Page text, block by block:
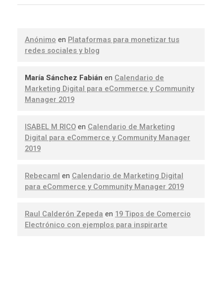
Anónimo en Plataformas para monetizar tus
redes sociales y blog
María Sánchez Fabián en Calendario de
Marketing Digital para eCommerce y Community
Manager 2019
ISABEL M RICOen Calendario de Marketing
Digital para eCommerce y Community Manager
2019
Rebecaml en Calendario de Marketing Digital
para eCommerce y Community Manager 2019
Raul Calderón Zepeda en 19 Tipos de Comercio
Electrónico con ejemplos para inspirarte